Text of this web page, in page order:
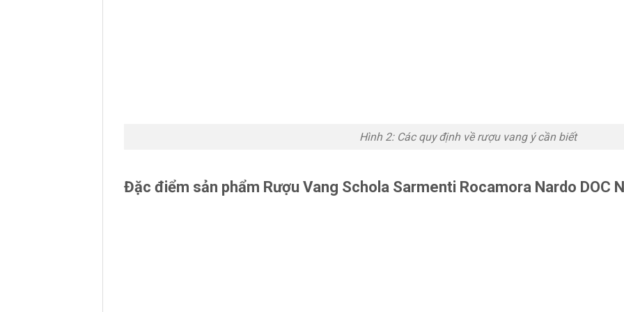
Hình 2: Các quy định về rượu vang ý cần biết
Đặc điểm sản phẩm Rượu Vang Schola Sarmenti Rocamora Nardo DOC